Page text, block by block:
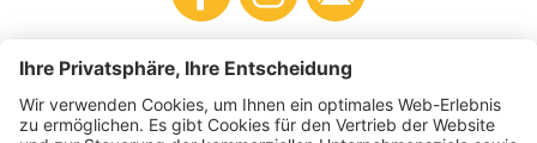
Business Produzenten